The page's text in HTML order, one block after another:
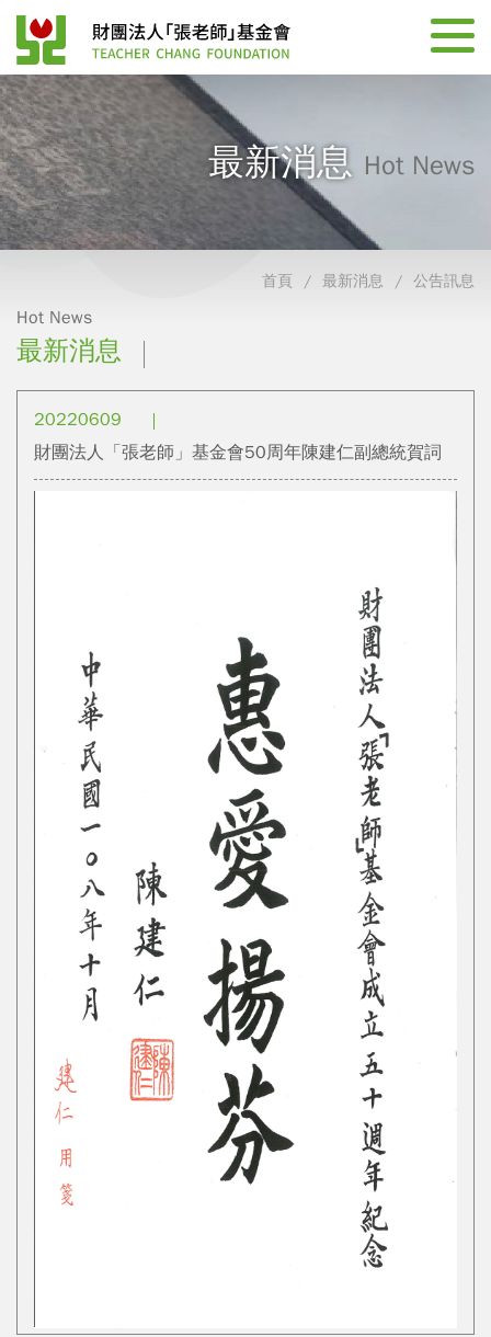
最新消息 Hot News
首頁 最新消息 公告訊息
Hot News
最新消息
20220609
財團法人「張老師」基金會50周年陳建仁副總統賀詞